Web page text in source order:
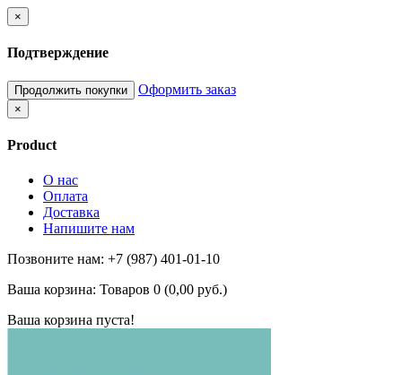
×
Подтверждение
Продолжить покупки Оформить заказ
×
Product
О нас
Оплата
Доставка
Напишите нам
Позвоните нам: +7 (987) 401-01-10
Ваша корзина: Товаров 0 (0,00 руб.)
Ваша корзина пуста!